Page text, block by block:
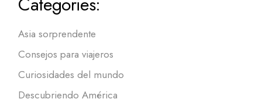
Asia sorprendente
Consejos para viajeros
Curiosidades del mundo
Descubriendo América